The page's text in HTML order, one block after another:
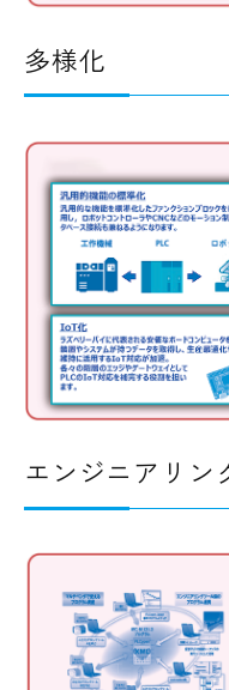
多様化
エンジニアリン